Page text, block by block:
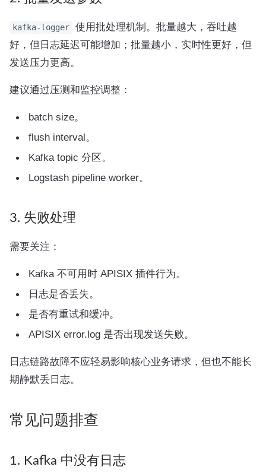
kafka-logger
使用批处理机制。批量越大，吞吐越
好，但日志延迟可能增加；批量越小，实时性更好，但
发送压力更高。
建议通过压测和监控调整：
batch size。
flush interval。
Kafka topic 分区。
Logstash pipeline worker。
3. 失败处理
需要关注：
Kafka 不可用时 APISIX 插件行为。
日志是否丢失。
是否有重试和缓冲。
APISIX error.log 是否出现发送失败。
日志链路故障不应轻易影响核心业务请求，但也不能长
期静默丢日志。
常见问题排查
1. Kafka 中没有日志